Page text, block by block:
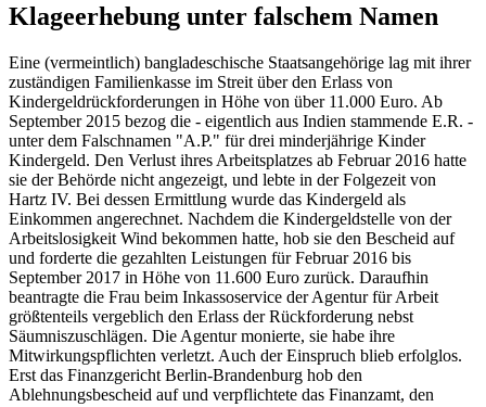
Klageerhebung unter falschem Namen
Eine (vermeintlich) bangladeschische Staatsangehörige lag mit ihrer
zuständigen Familienkasse im Streit über den Erlass von
Kindergeldrückforderungen in Höhe von über 11.000 Euro. Ab
September 2015 bezog die - eigentlich aus Indien stammende E.R. -
unter dem Falschnamen "A.P." für drei minderjährige Kinder
Kindergeld. Den Verlust ihres Arbeitsplatzes ab Februar 2016 hatte
sie der Behörde nicht angezeigt, und lebte in der Folgezeit von
Hartz IV. Bei dessen Ermittlung wurde das Kindergeld als
Einkommen angerechnet. Nachdem die Kindergeldstelle von der
Arbeitslosigkeit Wind bekommen hatte, hob sie den Bescheid auf
und forderte die gezahlten Leistungen für Februar 2016 bis
September 2017 in Höhe von 11.600 Euro zurück. Daraufhin
beantragte die Frau beim Inkassoservice der Agentur für Arbeit
größtenteils vergeblich den Erlass der Rückforderung nebst
Säumniszuschlägen. Die Agentur monierte, sie habe ihre
Mitwirkungspflichten verletzt. Auch der Einspruch blieb erfolglos.
Erst das Finanzgericht Berlin-Brandenburg hob den
Ablehnungsbescheid auf und verpflichtete das Finanzamt, den